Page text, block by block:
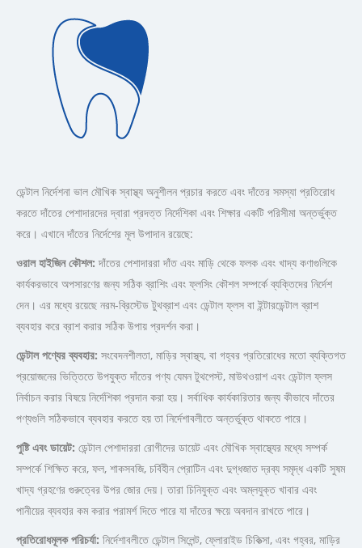
ডেন্টাল নির্দেশনা ভাল মৌখিক স্বাস্থ্য অনুশীলন প্রচার করতে এবং দাঁতের সমস্যা প্রতিরোধ
করতে দাঁতের পেশাদারদের দ্বারা প্রদত্ত নির্দেশিকা এবং শিক্ষার একটি পরিসীমা অন্তর্ভুক্ত
করে। এখানে দাঁতের নির্দেশের মূল উপাদান রয়েছে:
ওরাল হাইজিন কৌশল:দাঁতের পেশাদাররা দাঁত এবং মাড়ি থেকে ফলক এবং খাদ্য কণাগুলিকে
কার্যকরভাবে অপসারণের জন্য সঠিক ব্রাশিং এবং ফ্লসিং কৌশল সম্পর্কে ব্যক্তিদের নির্দেশ
দেন। এর মধ্যে রয়েছে নরম-ব্রিস্টেড টুথব্রাশ এবং ডেন্টাল ফ্লস বা ইন্টারডেন্টাল ব্রাশ
ব্যবহার করে ব্রাশ করার সঠিক উপায় প্রদর্শন করা।
ডেন্টাল পণ্যের ব্যবহার: সংবেদনশীলতা, মাড়ির স্বাস্থ্য, বা গহ্বর প্রতিরোধের মতো ব্যক্তিগত
প্রয়োজনের ভিত্তিতে উপযুক্ত দাঁতের পণ্য যেমন টুথপেস্ট, মাউথওয়াশ এবং ডেন্টাল ফ্লস
নির্বাচন করার বিষয়ে নির্দেশিকা প্রদান করা হয়। সর্বাধিক কার্যকারিতার জন্য কীভাবে দাঁতের
পণ্যগুলি সঠিকভাবে ব্যবহার করতে হয় তা নির্দেশাবলীতে অন্তর্ভুক্ত থাকতে পারে।
পুষ্টি এবং ডায়েট: ডেন্টাল পেশাদাররা রোগীদের ডায়েট এবং মৌখিক স্বাস্থ্যের মধ্যে সম্পর্ক
সম্পর্কে শিক্ষিত করে, ফল, শাকসবজি, চর্বিহীন প্রোটিন এবং দুগ্ধজাত দ্রব্য সমৃদ্ধ একটি সুষম
খাদ্য গ্রহণের গুরুত্বের উপর জোর দেয়। তারা চিনিযুক্ত এবং অম্লযুক্ত খাবার এবং
পানীয়ের ব্যবহার কম করার পরামর্শ দিতে পারে যা দাঁতের ক্ষয়ে অবদান রাখতে পারে।
প্রতিরোধমূলক পরিচর্যা: নির্দেশাবলীতে ডেন্টাল সিলেন্ট, ফ্লোরাইড চিকিত্সা, এবং গহ্বর, মাড়ির